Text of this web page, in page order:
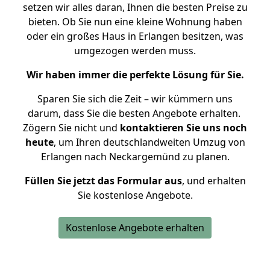
setzen wir alles daran, Ihnen die besten Preise zu
bieten. Ob Sie nun eine kleine Wohnung haben
oder ein großes Haus in Erlangen besitzen, was
umgezogen werden muss.
Wir haben immer die perfekte Lösung für Sie.
Sparen Sie sich die Zeit – wir kümmern uns
darum, dass Sie die besten Angebote erhalten.
Zögern Sie nicht und kontaktieren Sie uns noch
heute, um Ihren deutschlandweiten Umzug von
Erlangen nach Neckargemünd zu planen.
Füllen Sie jetzt das Formular aus, und erhalten
Sie kostenlose Angebote.
Kostenlose Angebote erhalten